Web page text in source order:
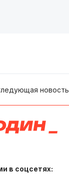
новость
в соцсетях: